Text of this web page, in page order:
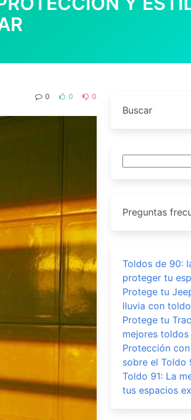
0 0 0
Buscar
Preguntas
Toldos de 90:
proteger tu
Protege tu
lluvia con
Protege tu
mejores toldos
Protección
sobre el Toldo
Toldo 91: La
tus espacios